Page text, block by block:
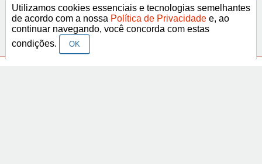
Frases de Amizade
Frases de Amor
Frases de Aniversário
Abrir
Utilizamos cookies essenciais e tecnologias semelhantes
de acordo com a nossa Política de Privacidade e, ao
continuar navegando, você concorda com estas
condições.
OK